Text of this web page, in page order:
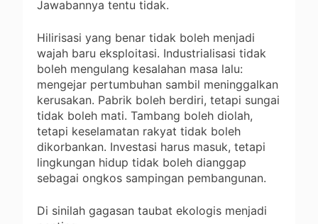
Jawabannya tentu tidak.
Hilirisasi yang benar tidak boleh menjadi
wajah baru eksploitasi. Industrialisasi tidak
boleh mengulang kesalahan masa lalu:
mengejar pertumbuhan sambil meninggalkan
kerusakan. Pabrik boleh berdiri, tetapi sungai
tidak boleh mati. Tambang boleh diolah,
tetapi keselamatan rakyat tidak boleh
dikorbankan. Investasi harus masuk, tetapi
lingkungan hidup tidak boleh dianggap
sebagai ongkos sampingan pembangunan.
Di sinilah gagasan taubat ekologis menjadi